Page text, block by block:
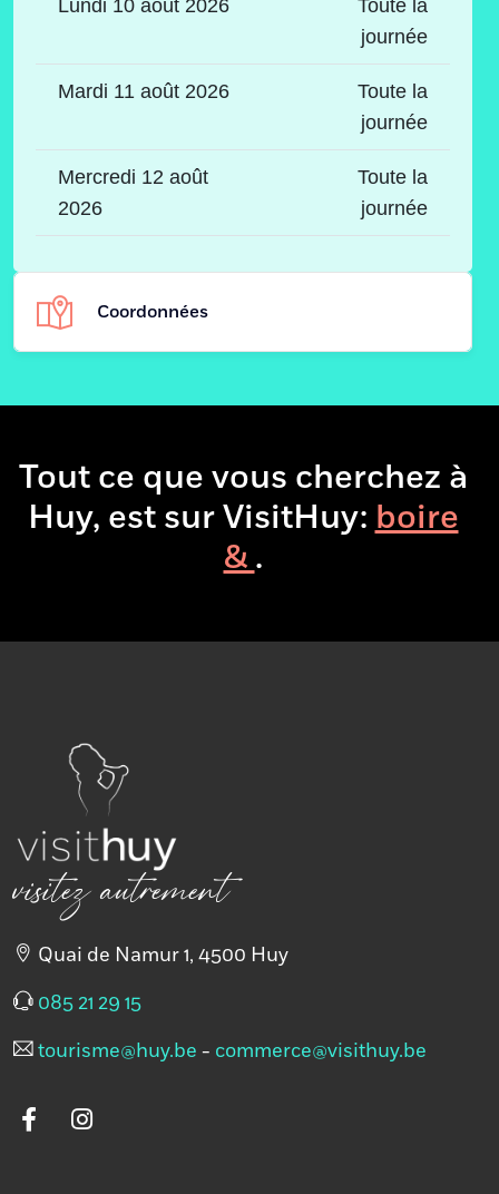
Lundi 10 août 2026
Toute la
journée
Mardi 11 août 2026
Toute la
journée
Mercredi 12 août
2026
Toute la
journée
Coordonnées
Animations
×
−
Tout ce que vous cherchez à
Huy, est sur VisitHuy:boire
& manger
visitez autrement
Quai de Namur 1, 4500 Huy
085 21 29 15
tourisme@huy.be - commerce@visithuy.be